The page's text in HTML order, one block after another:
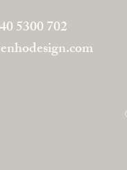
5300 702